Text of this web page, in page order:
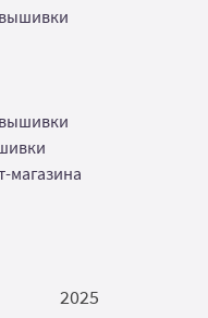
магазина
2025